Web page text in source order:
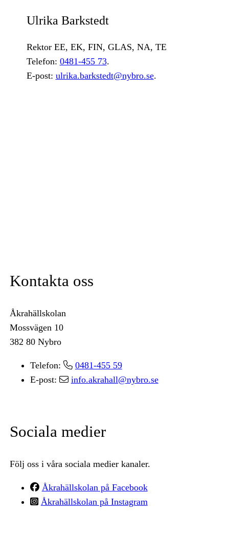
Ulrika Barkstedt
Rektor EE, EK, FIN, GLAS, NA, TE
Telefon: 0481-455 73.
E-post: ulrika.barkstedt@nybro.se.
Kontakta oss
Åkrahällskolan
Mossvägen 10
382 80 Nybro
Telefon:
0481-455 59
E-post:
info.akrahall@nybro.se
Sociala medier
Följ oss i våra sociala medier kanaler.
Åkrahällskolan på Facebook
Åkrahällskolan på Instagram